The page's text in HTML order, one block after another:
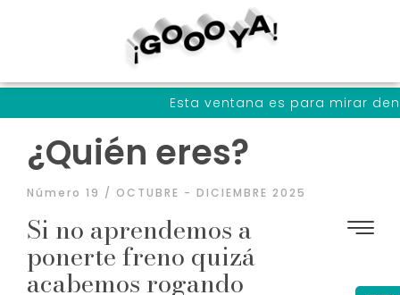
Esta ventana es para mirar dentro de
¿Quién eres?
Número 19 / OCTUBRE - DICIEMBRE 2025
Si no aprendemos a
ponerte freno quizá
acabemos rogando